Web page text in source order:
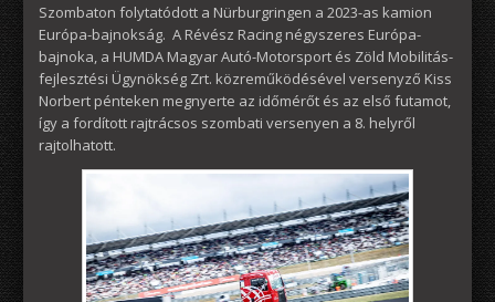
Szombaton folytatódott a Nürburgringen a 2023-as kamion
Európa-bajnokság. A Révész Racing négyszeres Európa-
bajnoka, a HUMDA Magyar Autó-Motorsport és Zöld Mobilitás-
fejlesztési Ügynökség Zrt. közreműködésével versenyző Kiss
Norbert pénteken megnyerte az időmérőt és az első futamot,
így a fordított rajtrácsos szombati versenyen a 8. helyről
rajtolhatott.